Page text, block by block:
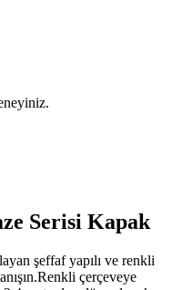
Serisi Kapak
şeffaf yapılı ve renkli
çerçeveye